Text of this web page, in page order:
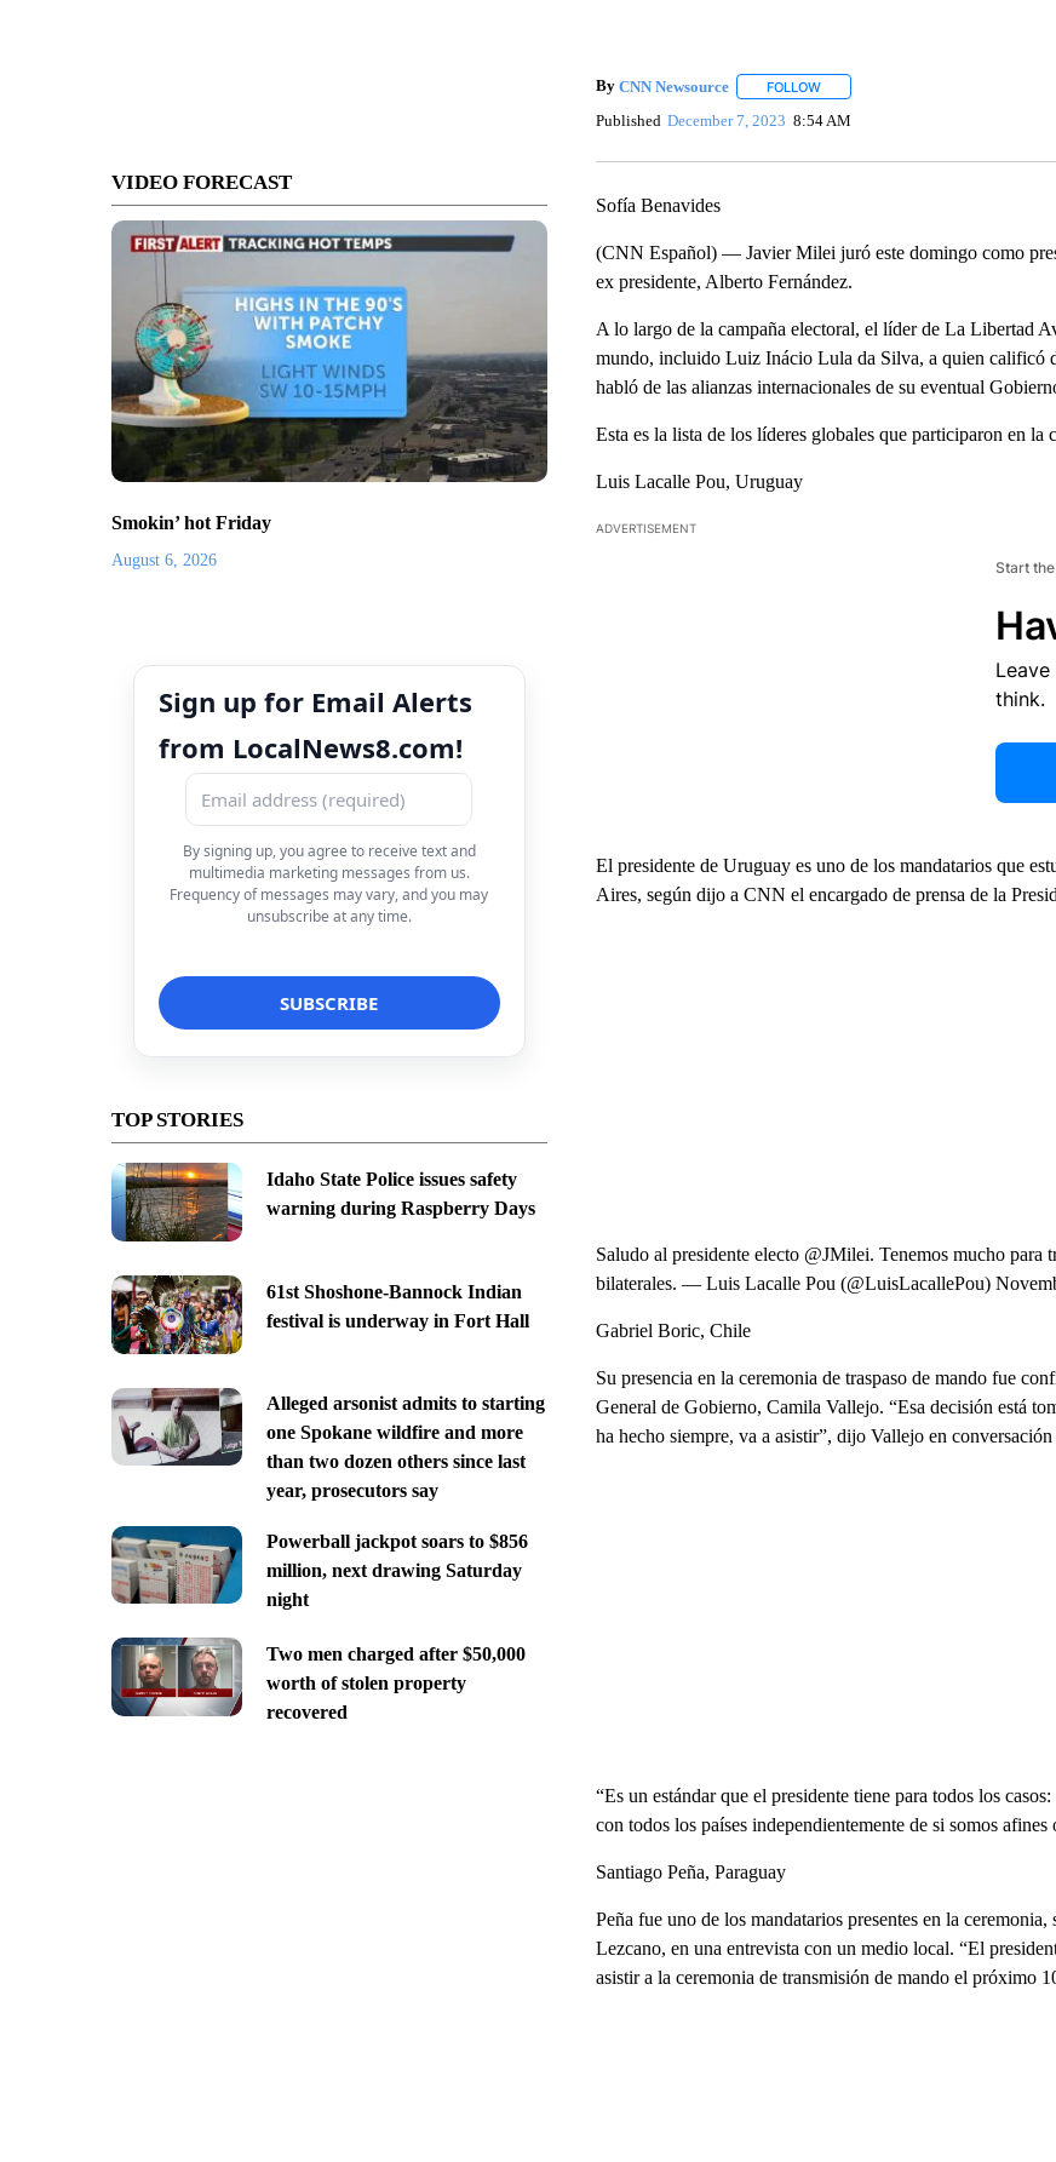
VIDEO FORECAST
Smokin’ hot Friday
August 6, 2026
Sign up for Email Alerts
from LocalNews8.com!
By signing up, you agree to receive text and
multimedia marketing messages from us.
Frequency of messages may vary, and you may
unsubscribe at any time.
TOP STORIES
Idaho State Police issues safety
warning during Raspberry Days
61st Shoshone-Bannock Indian
festival is underway in Fort Hall
Alleged arsonist admits to starting
one Spokane wildfire and more
than two dozen others since last
year, prosecutors say
Powerball jackpot soars to $856
million, next drawing Saturday
night
Two men charged after $50,000
worth of stolen property
recovered
By CNN Newsource FOLLOWFOLLOW "" TO RECEIVE
Published December 7, 2023 8:54 AM
Sofía Benavides
(CNN Español) — Javier Milei juró este domingo como
ex presidente, Alberto Fernández.
A lo largo de la campaña electoral, el líder de La Libertad
mundo, incluido Luiz Inácio Lula da Silva, a quien calificó
habló de las alianzas internacionales de su eventual
Esta es la lista de los líderes globales que participaron en la
Luis Lacalle Pou, Uruguay
ADVERTISEMENT
Start
think.
El presidente de Uruguay es uno de los mandatarios que
Aires, según dijo a CNN el encargado de prensa de la
Saludo al presidente electo @JMilei. Tenemos mucho para
bilaterales. — Luis Lacalle Pou (@LuisLacallePou)
Gabriel Boric, Chile
Su presencia en la ceremonia de traspaso de mando fue
General de Gobierno, Camila Vallejo. “Esa decisión está
ha hecho siempre, va a asistir”, dijo Vallejo en
“Es un estándar que el presidente tiene para todos los
con todos los países independientemente de si somos
Santiago Peña, Paraguay
Peña fue uno de los mandatarios presentes en la
Lezcano, en una entrevista con un medio local. “El
asistir a la ceremonia de transmisión de mando el próximo